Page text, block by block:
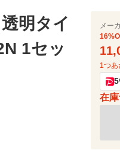
明タイ
1セッ
メー
1つあ
5
在